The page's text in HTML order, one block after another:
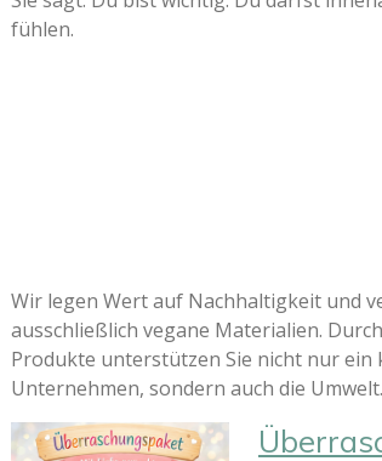
fühlen.
Wir legen Wert auf Nachhaltigkeit und
ausschließlich vegane Materialien.
Produkte unterstützen Sie nicht nur ein
Unternehmen, sondern auch die Umwelt.